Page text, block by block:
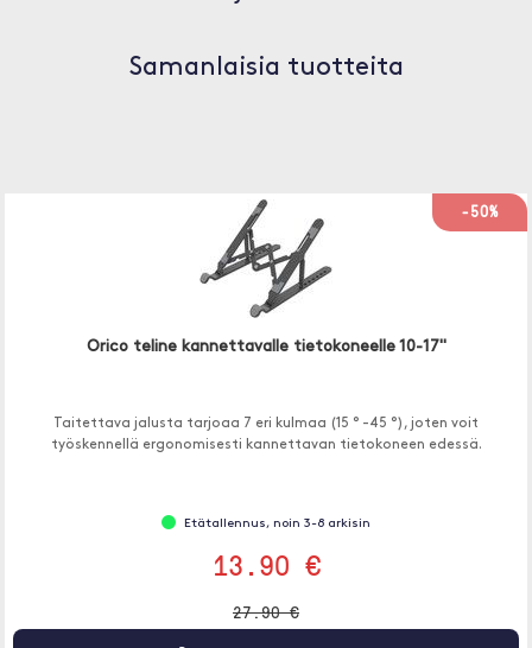
Samanlaisia tuotteita
-50%
Orico teline kannettavalle tietokoneelle 10-17"
Taitettava jalusta tarjoaa 7 eri kulmaa (15 ° -45 °), joten voit
työskennellä ergonomisesti kannettavan tietokoneen edessä.
Etätallennus, noin 3-8 arkisin
13.90 €
27.90 €